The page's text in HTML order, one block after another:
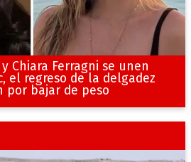
Chiara Ferragni se unen
el regreso de la delgadez
por bajar de peso